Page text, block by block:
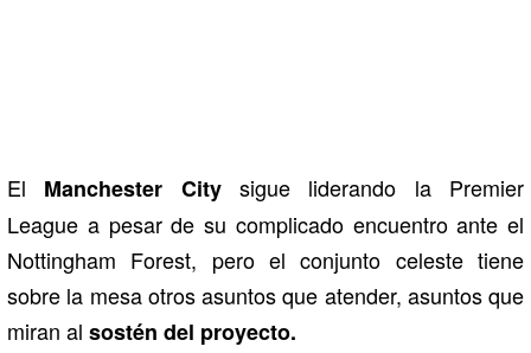
El Manchester Citysigue liderando la Premier
League a pesar de su complicado encuentro ante el
Nottingham Forest, pero el conjunto celeste tiene
sobre la mesa otros asuntos que atender, asuntos que
miran al sostén del proyecto.